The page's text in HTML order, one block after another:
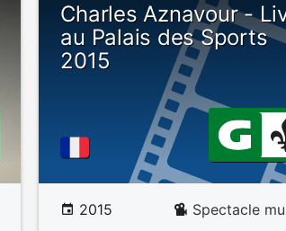
Charles Aznavour -
au Palais des Sports
2015
2015 Spectacle